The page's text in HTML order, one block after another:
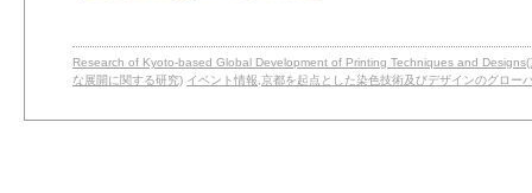
Research of Kyoto-based Global Development of Printing Techniques and Designs(
な展開に関する研究) イベント情報 京都を起点とした染色技術及びデザインのグロー